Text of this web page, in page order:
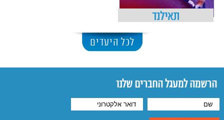
תאילנד
לכל היעדים
הרשמה למעגל החברים שלנו